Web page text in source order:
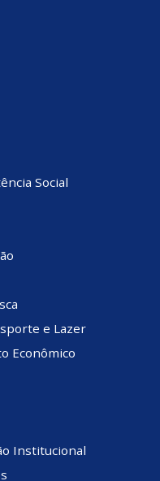
Social
e Lazer
Econômico
Institucional